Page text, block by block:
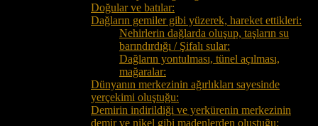
Doğular ve batılar:
Dağların gemiler gibi yüzerek, hareket ettikleri:
Nehirlerin dağlarda oluşup, taşların su
barındırdığı / Şifalı sular:
Dağların yontulması, tünel açılması,
mağaralar:
Dünyanın merkezinin ağırlıkları sayesinde
yerçekimi oluştuğu:
Demirin indirildiği ve yerkürenin merkezinin
demir ve nikel gibi madenlerden oluştuğu: